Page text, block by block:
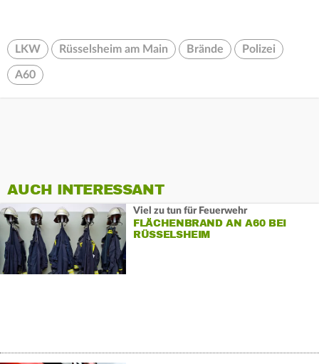
LKW Rüsselsheim am Main Brände Polizei
A60
AUCH INTERESSANT
Viel zu tun für Feuerwehr
FLÄCHENBRAND AN A60 BEI
RÜSSELSHEIM